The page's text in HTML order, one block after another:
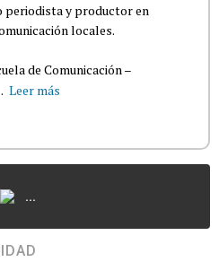
periodista y productor en
locales.
de Comunicación –
Leer más
...